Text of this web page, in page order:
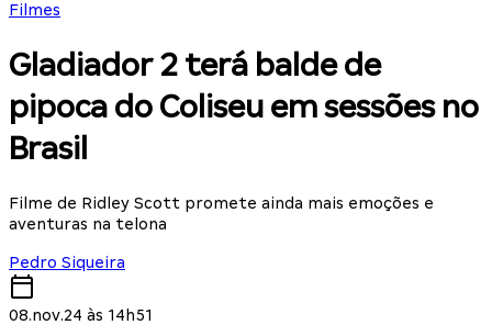
Filmes
Gladiador 2 terá balde de
pipoca do Coliseu em sessões no
Brasil
Filme de Ridley Scott promete ainda mais emoções e
aventuras na telona
Pedro Siqueira
08.nov.24 às 14h51